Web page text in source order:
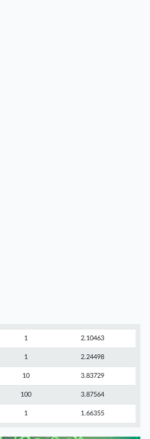
1 2.10463
1 2.24498
10 3.83729
100 3.87564
1 1.66355